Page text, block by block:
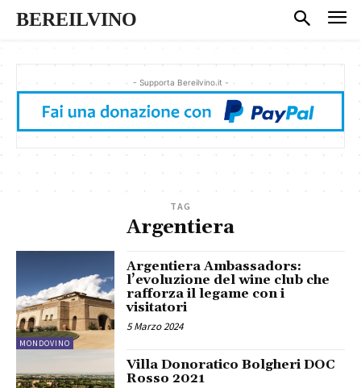
BEREILVINO
- Supporta Bereilvino.it -
TAG
Argentiera
MONDOVINO
Argentiera Ambassadors:
l’evoluzione del wine club che
rafforza il legame con i
visitatori
5 Marzo 2024
Villa Donoratico Bolgheri DOC
Rosso 2021